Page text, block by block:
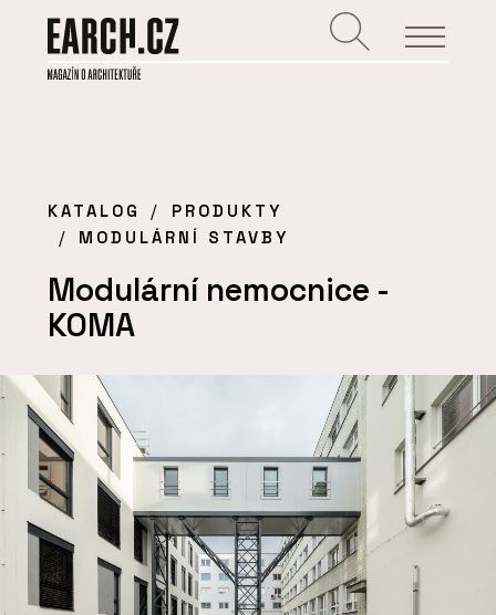
KATALOG
PRODUKTY
MODULÁRNÍ STAVBY
Modulární nemocnice -
KOMA